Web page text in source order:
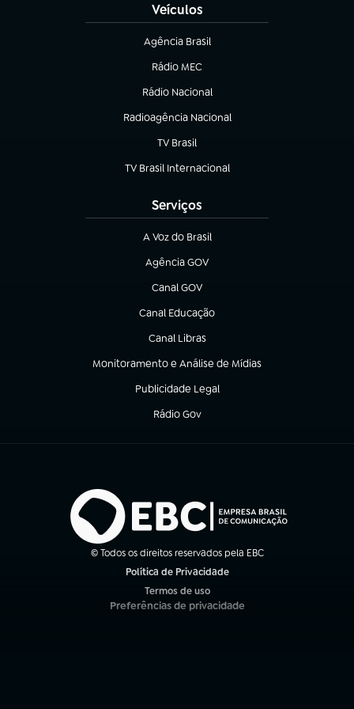
Veículos
Agência Brasil
(abre em nova aba)
Rádio MEC
(abre em nova aba)
Rádio Nacional
Radioagência Nacional
(abre em nova aba)
TV Brasil
(abre em nova aba)
TV Brasil Internacional
(abre em nova aba)
Serviços
A Voz do Brasil
(abre em nova aba)
Agência GOV
(abre em nova aba)
Canal GOV
(abre em nova aba)
Canal Educação
(abre em nova aba)
Canal Libras
(abre em nova aba)
Monitoramento e Análise de Mídias
(abre em nova aba)
Publicidade Legal
(abre em nova aba)
Rádio Gov
(abre em nova aba)
© Todos os direitos reservados pela EBC
Política de Privacidade
Termos de uso
(abre em nova aba)
Preferências de privacidade